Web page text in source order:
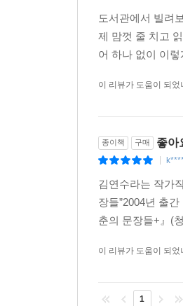
하고요. 그럴 때 저
책에다 몇 번 밑줄을
문장들』은 그 새로
-「그때까지는 계속 소
도서관에서 빌려
제 맘껏 줄 치고
어 하나 없이 이
이 리뷰가 도움이 되었
종이책 구매 좋아
김연수라는 작가
장들”2004년 출
춘의 문장들+』(
이 리뷰가 도움이 되었
1